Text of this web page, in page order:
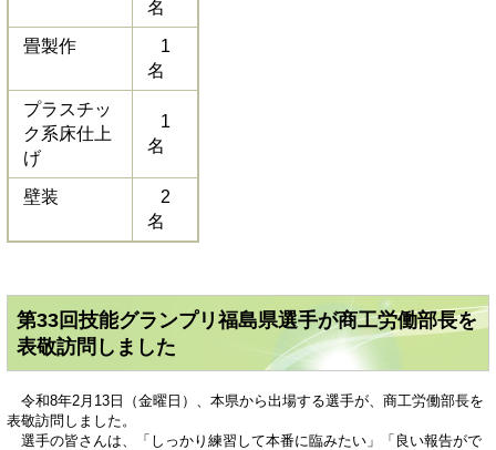
名
畳製作
1
名
プラスチッ
ク系床仕上
げ
1
名
壁装
2
名
第33回技能グランプリ福島県選手が商工労働部長を
表敬訪問しました
令和8年2月13日（金曜日）、本県から出場する選手が、商工労働部長を
表敬訪問しました。
選手の皆さんは、「しっかり練習して本番に臨みたい」「良い報告がで